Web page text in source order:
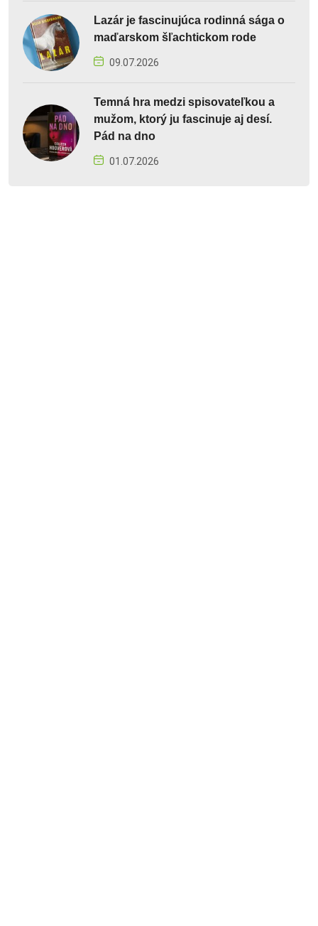
Lazár je fascinujúca rodinná sága o
maďarskom šľachtickom rode
09.07.2026
Temná hra medzi spisovateľkou a
mužom, ktorý ju fascinuje aj desí.
Pád na dno
01.07.2026